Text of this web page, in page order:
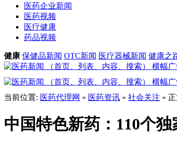
医药企业新闻
医药视频
医疗健康
药品视频
健康 保健品新闻 OTC新闻 医疗器械新闻 健康之
当前位置: 医药代理网 » 医药资讯 » 社会关注 »
中国特色新药：110个